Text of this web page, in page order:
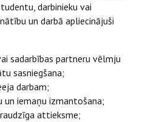
darbinieku vai
un darbā apliecinājuši
sadarbības partneru vēlmju
sasniegšana;
darbam;
un iemaņu izmantošana;
attieksme;